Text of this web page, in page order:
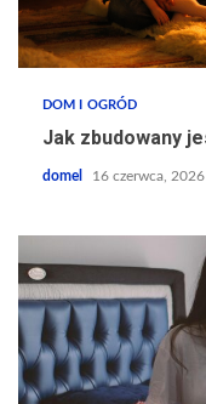
DOM I OGRÓD
Jak zbudowany
domel 16 czerwca, 2026